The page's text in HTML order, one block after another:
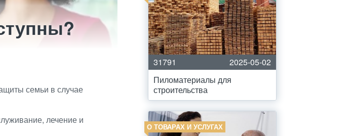
семьи в случае
лечение и
31791
2025-05-02
Пиломатериалы для
строительства
О ТОВАРАХ И УСЛУГАХ